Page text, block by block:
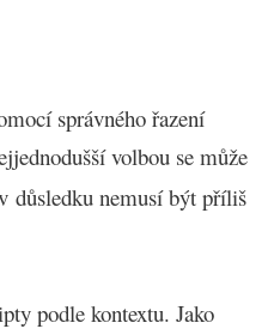
správného řazení
volbou se může
důsledku nemusí být příliš
podle kontextu. Jako